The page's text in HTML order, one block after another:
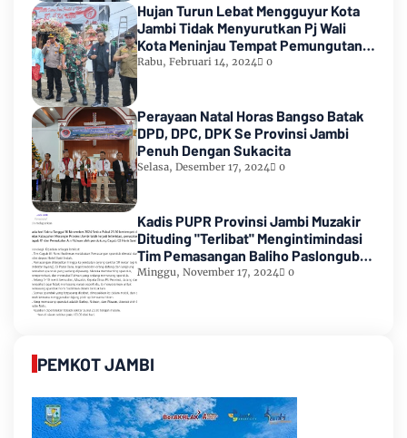
Hujan Turun Lebat Mengguyur Kota
Jambi Tidak Menyurutkan Pj Wali
Kota Meninjau Tempat Pemungutan
Suara Pemilu 2024
Rabu, Februari 14, 2024 0
Perayaan Natal Horas Bangso Batak
DPD, DPC, DPK Se Provinsi Jambi
Penuh Dengan Sukacita
Selasa, Desember 17, 2024 0
Kadis PUPR Provinsi Jambi Muzakir
Dituding "Terlibat" Mengintimindasi
Tim Pemasangan Baliho Paslongub
Romi-Sudirman
Minggu, November 17, 2024 0
PEMKOT JAMBI